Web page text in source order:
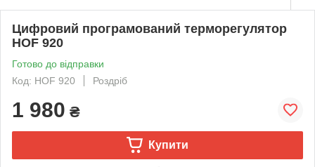
Цифровий програмований терморегулятор
HOF 920
Готово до відправки
Код: HOF 920
Роздріб
1 980 ₴
Купити